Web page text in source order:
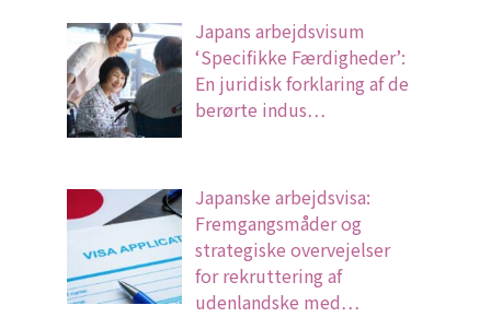
Japans arbejdsvisum
‘Specifikke Færdigheder’:
En juridisk forklaring af de
berørte indus…
Japanske arbejdsvisa:
Fremgangsmåder og
strategiske overvejelser
for rekruttering af
udenlandske med…